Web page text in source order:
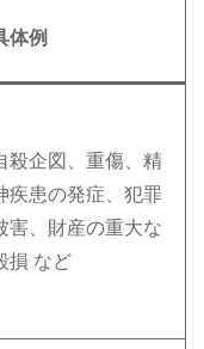
体例
殺企図、重傷、精
疾患の発症、犯罪
害、財産の重大な
損 など